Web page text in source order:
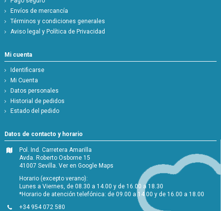
Envíos de mercancía
Términos y condiciones generales
Aviso legal y Política de Privacidad
Mi cuenta
Identificarse
Mi Cuenta
Datos personales
Historial de pedidos
Estado del pedido
Datos de contacto y horario
Pol. Ind. Carretera Amarilla
Avda. Roberto Osborne 15
41007 Sevilla.Ver en Google Maps
Horario (excepto verano):
Lunes a Viernes, de 08.30 a 14.00 y de 16.00 a 18.30
*Horario de atención telefónica: de 09.00 a 14.00 y de 16.00 a 18.00
+34 954 072 580